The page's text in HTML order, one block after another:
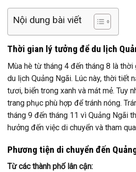
Nội dung bài viết
Thời gian lý tưởng để du lịch
Mùa hè từ tháng 4 đến tháng 8 là
du lịch Quảng Ngãi. Lúc này, thời tiết
tươi, biển trong xanh và mát mẻ. Tuy
trang phục phù hợp để tránh nóng.
tháng 9 đến tháng 11 vì Quảng Ngãi
hưởng đến việc di chuyển và tham
Phương tiện di chuyển đến
Từ các thành phố lân cận: